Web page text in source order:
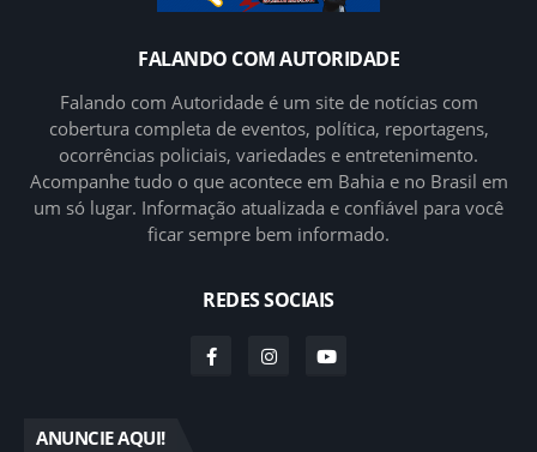
FALANDO COM AUTORIDADE
Falando com Autoridade é um site de notícias com
cobertura completa de eventos, política, reportagens,
ocorrências policiais, variedades e entretenimento.
Acompanhe tudo o que acontece em Bahia e no Brasil em
um só lugar. Informação atualizada e confiável para você
ficar sempre bem informado.
REDES SOCIAIS
ANUNCIE AQUI!